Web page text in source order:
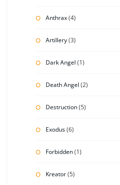
Anthrax(4)
Artillery(3)
Dark Angel (1)
Death Angel (2)
Destruction(5)
Exodus(6)
Forbidden(1)
Kreator(5)